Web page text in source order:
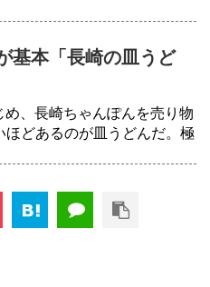
基本「長崎の皿うど
、長崎ちゃんぽんを売り物
どあるのが皿うどんだ。極